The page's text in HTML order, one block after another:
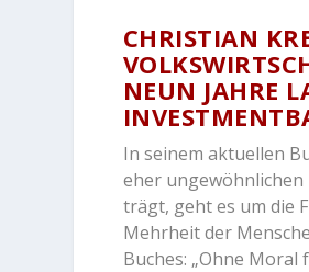
CHRISTIAN
EUN JAHRE
In seinem aktuellen
eher ungewöhnlichen
trägt, geht es um die
Mehrheit der
Buches: „Ohne